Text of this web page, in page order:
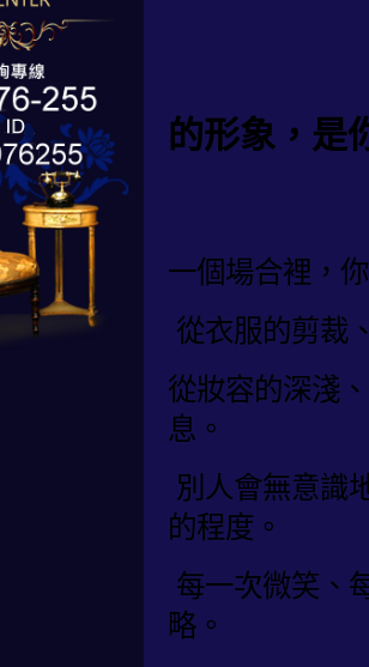
的形象，是
一個場合裡，
從衣服的剪裁
從妝容的深淺
息。
別人會無意識
的程度。
每一次微笑、
略。